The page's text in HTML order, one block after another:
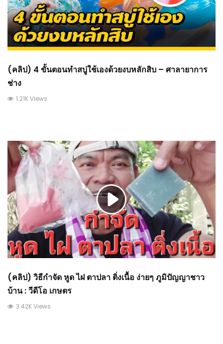
(คลิป) 4 ขั้นตอนทำสบู่ใช้เองด้วยงบหลักสิบ – ศาลายาการ
ช่าง
1.21K Views
(คลิป) วิธีกำจัด หูด ไฝ ตาปลา ติ่งเนื้อ ง่ายๆ ภูมิปัญญาชาว
บ้าน : วีดีโอ เกษตร
3.42K Views